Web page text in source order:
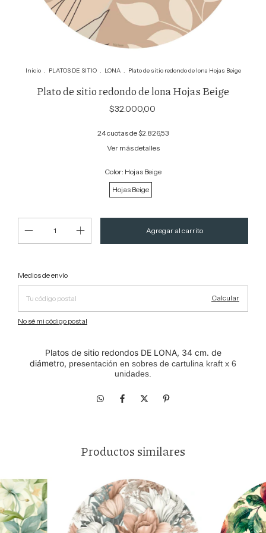
Inicio . PLATOS DE SITIO . LONA . Plato de sitio redondo de lona Hojas Beige
Plato de sitio redondo de lona Hojas Beige
$32.000,00
24cuotas de$2.826,53
Ver más detalles
Color: Hojas Beige
Hojas Beige
Entregas para el CP:
Medios de envío
Calcular
No sé mi código postal
Platos de sitio redondos DE LONA, 34 cm. de
diámetro, presentación en sobres de cartulina kraft x 6
unidades.
Productos similares